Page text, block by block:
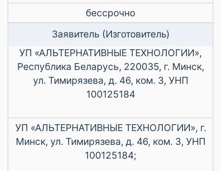
бессрочно
Заявитель (Изготовитель)
УП «АЛЬТЕРНАТИВНЫЕ ТЕХНОЛОГИИ»,
Республика Беларусь, 220035, г. Минск,
ул. Тимирязева, д. 46, ком. 3, УНП
100125184
УП «АЛЬТЕРНАТИВНЫЕ ТЕХНОЛОГИИ», г.
Минск, ул. Тимирязева, д. 46, ком. 3, УНП
100125184;